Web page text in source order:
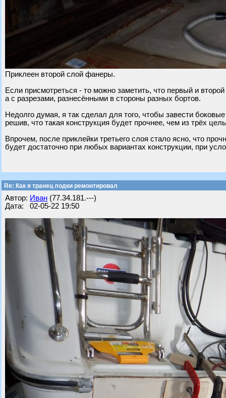
Приклеен второй слой фанеры.
Если присмотреться - то можно заметить, что первый и
а с разрезами, разнесёнными в стороны разных бортов.
Недолго думая, я так сделал для того, чтобы завести
решив, что такая конструкция будет прочнее, чем из трёх
Впрочем, после приклейки третьего слоя стало ясно, что
будет достаточно при любых вариантах конструкции, при
Re: Как я транец лодки ремонтировал
Автор: Иван (77.34.181.---)
Дата: 02-05-22 19:50